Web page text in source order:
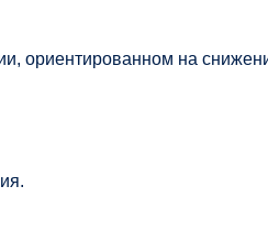
ориентированном на